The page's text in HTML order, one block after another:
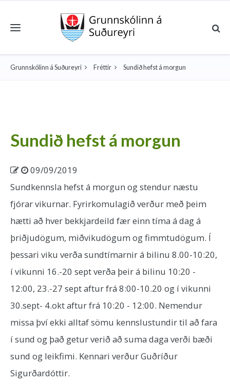
Toggle navigation
Grunnskólinn á Suðureyri Fréttir Sundið hefst á morgun
Sundið hefst á morgun
09/09/2019
Sundkennsla hefst á morgun og stendur næstu
fjórar vikurnar. Fyrirkomulagið verður með þeim
hætti að hver bekkjardeild fær einn tíma á dag á
þriðjudögum, miðvikudögum og fimmtudögum. Í
þessari viku verða sundtímarnir á bilinu 8.00-10:20,
í vikunni 16.-20 sept verða þeir á bilinu 10:20 -
12:00, 23.-27 sept aftur frá 8:00-10.20 og í vikunni
30.sept- 4.okt aftur frá 10:20 - 12:00. Nemendur
missa því ekki alltaf sömu kennslustundir til að fara
í sund og það getur verið að suma daga verði bæði
sund og leikfimi. Kennari verður Guðríður
Sigurðardóttir.